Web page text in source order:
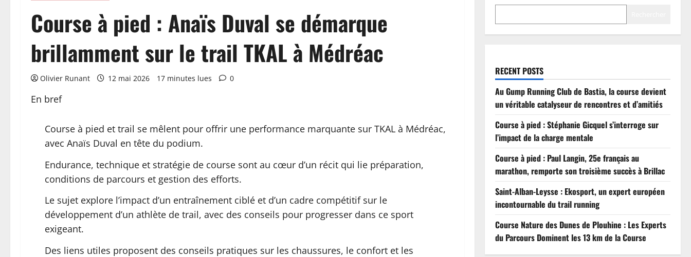
Course à pied : Anaïs Duval se démarque
brillamment sur le trail TKAL à Médréac
Olivier Runant 12 mai 2026 17 minutes lues 0
En bref
Course à pied et trail se mêlent pour offrir une performance marquante sur TKAL à Médréac,
avec Anaïs Duval en tête du podium.
Endurance, technique et stratégie de course sont au cœur d’un récit qui lie préparation,
conditions de parcours et gestion des efforts.
Le sujet explore l’impact d’un entraînement ciblé et d’un cadre compétitif sur le
développement d’un athlète de trail, avec des conseils pour progresser dans ce sport
exigeant.
Des liens utiles proposent des conseils pratiques sur les chaussures, le confort et les
RECENT POSTS
Au Gump Running Club de Bastia, la course devient
un véritable catalyseur de rencontres et d’amitiés
Course à pied : Stéphanie Gicquel s’interroge sur
l’impact de la charge mentale
Course à pied : Paul Langin, 25e français au
marathon, remporte son troisième succès à Brillac
Saint-Alban-Leysse : Ekosport, un expert européen
incontournable du trail running
Course Nature des Dunes de Plouhine : Les Experts
du Parcours Dominent les 13 km de la Course